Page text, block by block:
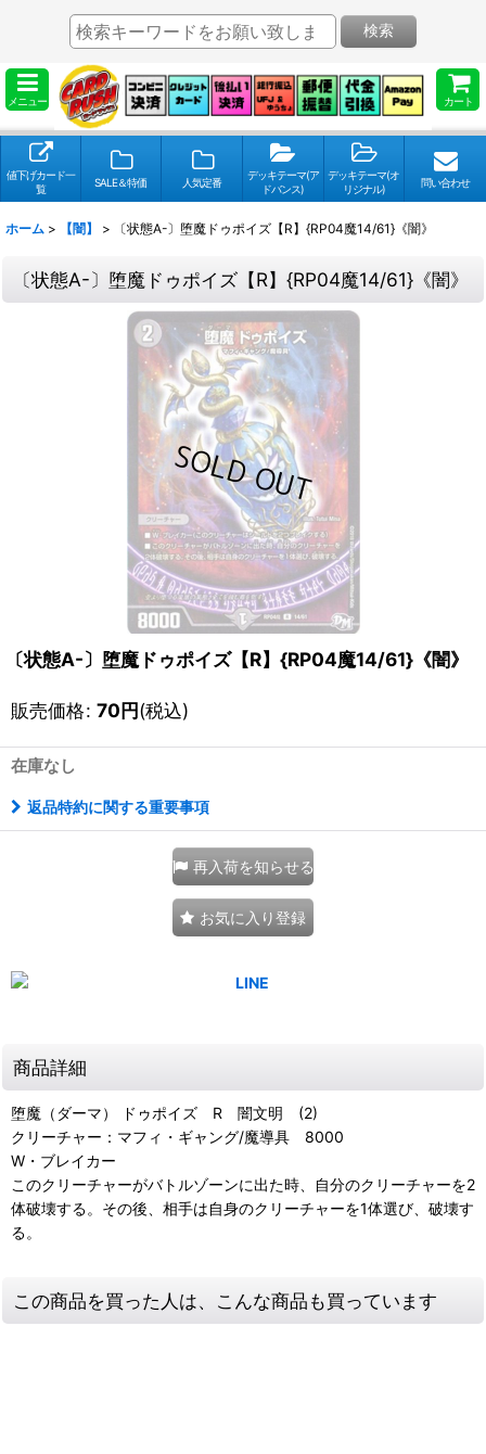
メニュー カート
検索
値下げカード一
覧
SALE＆特価 人気定番
デッキテーマ(ア
ドバンス)
デッキテーマ(オ
リジナル)
問い合わせ
ホーム > 【闇】 > 〔状態A-〕堕魔ドゥポイズ【R】{RP04魔14/61}《闇》
〔状態A-〕堕魔ドゥポイズ【R】{RP04魔14/61}《闇》
〔状態A-〕堕魔ドゥポイズ【R】{RP04魔14/61}《闇》
販売価格: 70円(税込)
在庫なし
返品特約に関する重要事項
再入荷を知らせる
お気に入り登録
商品詳細
堕魔（ダーマ） ドゥポイズ R 闇文明 (2)
クリーチャー：マフィ・ギャング/魔導具 8000
W・ブレイカー
このクリーチャーがバトルゾーンに出た時、自分のクリーチャーを2
体破壊する。その後、相手は自身のクリーチャーを1体選び、破壊す
る。
この商品を買った人は、こんな商品も買っています